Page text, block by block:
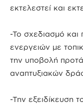
εκτελεστεί και
-Το σχεδιασμό και
ενεργειών με
την υποβολή
αναπτυξιακών
-Την εξειδίκευση